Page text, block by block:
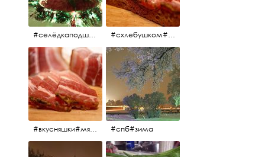
#селёдкаподшубой#основноеблюдо#новыйгод#шампанское#праздник #схлебушком#мясо
#вкусняшки#мясо #спб#зима